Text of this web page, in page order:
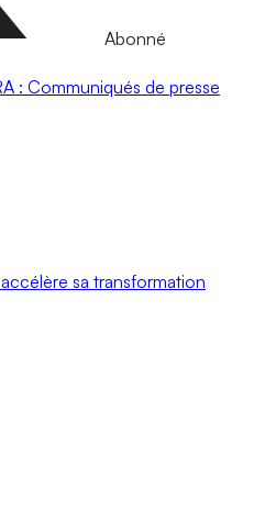
Abonné
: Communiqués de presse
sa transformation